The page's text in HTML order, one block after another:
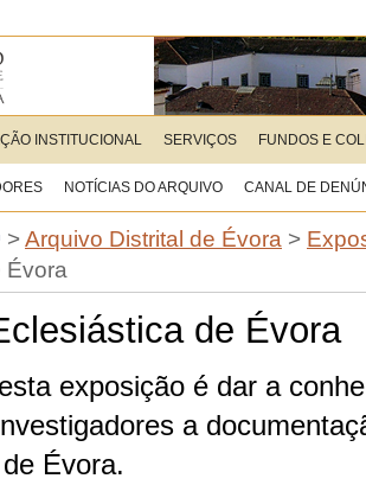
INSTITUCIONAL SERVIÇOS FUNDOS E
NOTÍCIAS DO ARQUIVO CANAL DE
>Arquivo Distrital de Évora >
Évora
de Évora
exposição é dar a
a
Évora.